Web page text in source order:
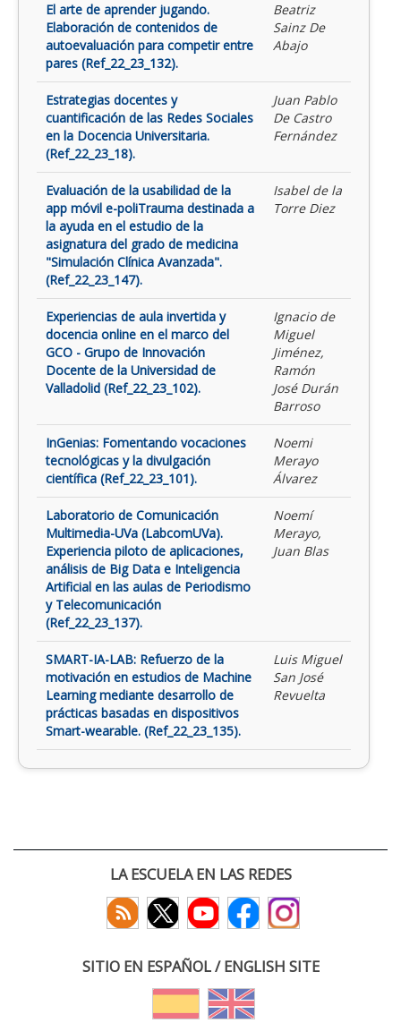
El arte de aprender jugando.
Elaboración de contenidos de
autoevaluación para competir entre
pares (Ref_22_23_132).
Beatriz
Sainz De
Abajo
Estrategias docentes y
cuantificación de las Redes Sociales
en la Docencia Universitaria.
(Ref_22_23_18).
Juan Pablo
De Castro
Fernández
Evaluación de la usabilidad de la
app móvil e-poliTrauma destinada a
la ayuda en el estudio de la
asignatura del grado de medicina
"Simulación Clínica Avanzada".
(Ref_22_23_147).
Isabel de la
Torre Diez
Experiencias de aula invertida y
docencia online en el marco del
GCO - Grupo de Innovación
Docente de la Universidad de
Valladolid (Ref_22_23_102).
Ignacio de
Miguel
Jiménez,
Ramón
José Durán
Barroso
InGenias: Fomentando vocaciones
tecnológicas y la divulgación
científica (Ref_22_23_101).
Noemi
Merayo
Álvarez
Laboratorio de Comunicación
Multimedia-UVa (LabcomUVa).
Experiencia piloto de aplicaciones,
análisis de Big Data e Inteligencia
Artificial en las aulas de Periodismo
y Telecomunicación
(Ref_22_23_137).
Noemí
Merayo,
Juan Blas
SMART-IA-LAB: Refuerzo de la
motivación en estudios de Machine
Learning mediante desarrollo de
prácticas basadas en dispositivos
Smart-wearable. (Ref_22_23_135).
Luis Miguel
San José
Revuelta
LA ESCUELA EN LAS REDES
SITIO EN ESPAÑOL / ENGLISH SITE